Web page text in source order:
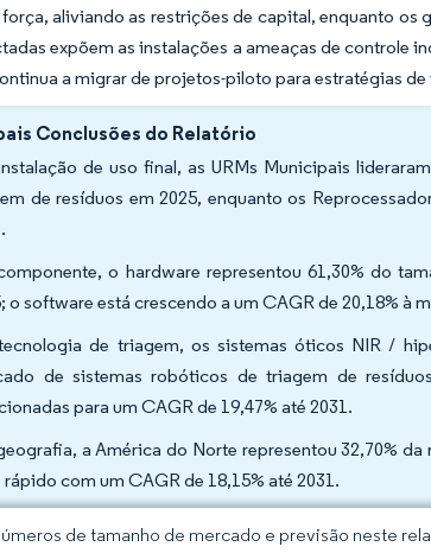
aliviando as restrições de capital, enquanto
expõem as instalações a ameaças de controle
a migrar de projetos-piloto para estratégias
Conclusões do Relatório
de uso final, as URMs Municipais
de resíduos em 2025, enquanto os
o hardware representou 61,30% do
o software está crescendo a um CAGR de 20,18% à
de triagem, os sistemas óticos NIR /
de sistemas robóticos de triagem de
para um CAGR de 19,47% até 2031.
a América do Norte representou 32,70%
rápido com um CAGR de 18,15% até 2031.
de tamanho de mercado e previsão neste